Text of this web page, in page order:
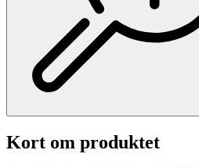
Kort om produktet